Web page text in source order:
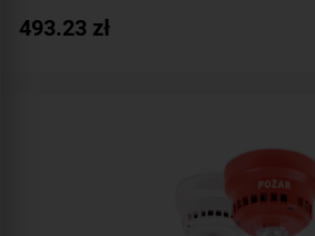
Montaż:wewnątrz budynku
493.23 zł